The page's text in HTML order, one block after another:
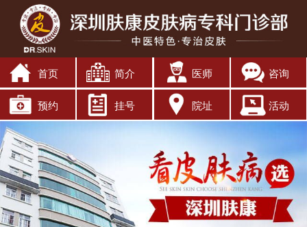
首页 简介 医师 咨询
预约 挂号 院址 活动